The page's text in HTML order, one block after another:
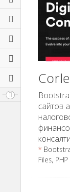
Corle
сайтов
*
Files,